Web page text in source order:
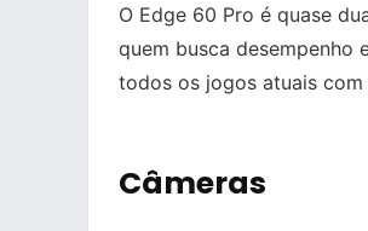
O Edge 60 Pro é quase
quem busca desempenho
todos os jogos atuais
Câmeras